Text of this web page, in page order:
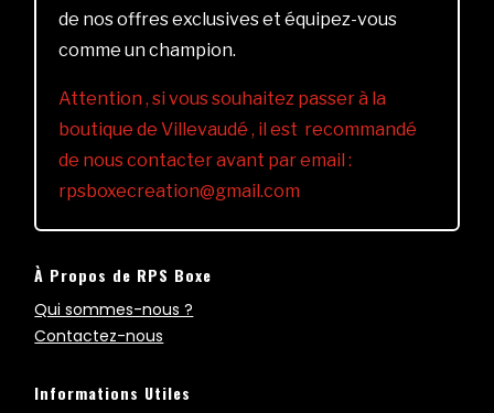
de nos offres exclusives et équipez-vous
comme un champion.
Attention , si vous souhaitez passer à la
boutique de Villevaudé , il est recommandé
de nous contacter avant par email :
rpsboxecreation@gmail.com
À Propos de RPS Boxe
Qui sommes-nous ?
Contactez-nous
Informations Utiles